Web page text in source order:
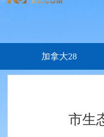
加拿大28
市生